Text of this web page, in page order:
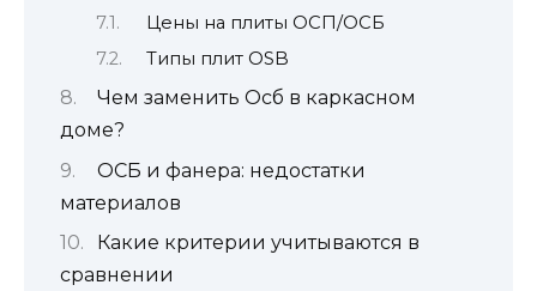
Цены на плиты ОСП/ОСБ
Типы плит OSB
Чем заменить Осб в каркасном
доме?
ОСБ и фанера: недостатки
материалов
Какие критерии учитываются в
сравнении